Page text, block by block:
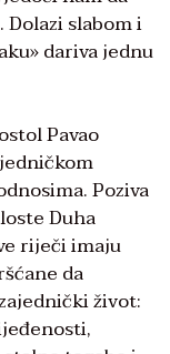
slabom i
dariva jednu
Pavao
Poziva
Duha
riječi imaju
da
život: